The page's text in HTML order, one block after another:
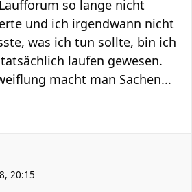
so lange nicht
und ich irgendwann nicht
was ich tun sollte, bin ich
laufen gewesen.
macht man Sachen...
20:15